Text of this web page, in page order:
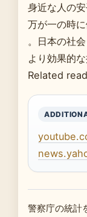
身近な人の安
万が一の時
。日本の社
より効果的
Related
警察庁の統計